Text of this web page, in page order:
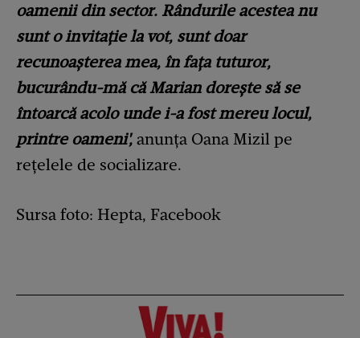
oamenii din sector. Rândurile acestea nu
sunt o invitație la vot, sunt doar
recunoașterea mea, în fața tuturor,
bucurându-mă că Marian dorește să se
întoarcă acolo unde i-a fost mereu locul,
printre oameni', anunța Oana Mizil pe
rețelele de socializare.
Sursa foto: Hepta, Facebook